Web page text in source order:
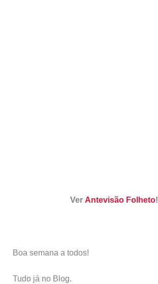
Ver Antevisão Folheto!
Boa semana a todos!
Tudo já no Blog.